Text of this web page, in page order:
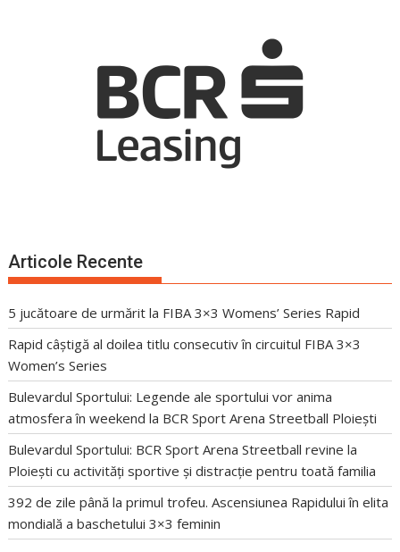
Articole Recente
5 jucătoare de urmărit la FIBA 3×3 Womens’ Series Rapid
Rapid câștigă al doilea titlu consecutiv în circuitul FIBA 3×3
Women’s Series
Bulevardul Sportului: Legende ale sportului vor anima
atmosfera în weekend la BCR Sport Arena Streetball Ploiești
Bulevardul Sportului: BCR Sport Arena Streetball revine la
Ploiești cu activități sportive și distracție pentru toată familia
392 de zile până la primul trofeu. Ascensiunea Rapidului în elita
mondială a baschetului 3×3 feminin